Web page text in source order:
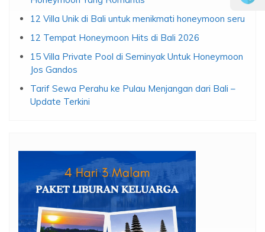
12 Villa Unik di Bali untuk menikmati honeymoon seru
12 Tempat Honeymoon Hits di Bali 2026
15 Villa Private Pool di Seminyak Untuk Honeymoon
Jos Gandos
Tarif Sewa Perahu ke Pulau Menjangan dari Bali –
Update Terkini